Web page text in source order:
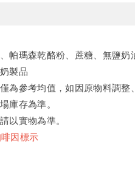
帕瑪森乾酪粉、蔗糖、無鹽奶
製品
為參考均值，如因原物料調
庫存為準。
以實物為準。
因標示